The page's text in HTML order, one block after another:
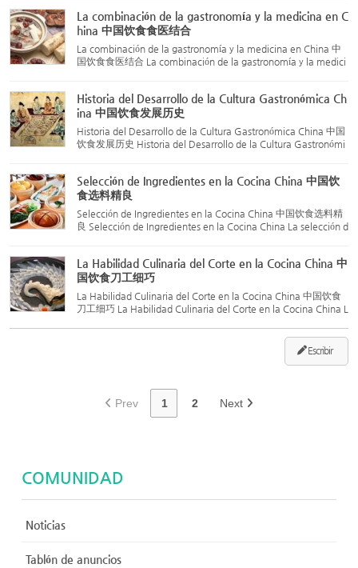
La combinación de la gastronomía y la medicina en C
hina 中国饮食食医结合
La combinación de la gastronomía y la medicina en China 中
国饮食食医结合 La combinación de la gastronomía y la medici
s, ...
Historia del Desarrollo de la Cultura Gastronómica Ch
ina 中国饮食发展历史
Historia del Desarrollo de la Cultura Gastronómica China 中国
饮食发展历史 Historia del Desarrollo de la Cultura Gastronómi
l...
Selección de Ingredientes en la Cocina China 中国饮
食选料精良
Selección de Ingredientes en la Cocina China 中国饮食选料精
良 Selección de Ingredientes en la Cocina China La selección d
a...
La Habilidad Culinaria del Corte en la Cocina China 中
国饮食刀工细巧
La Habilidad Culinaria del Corte en la Cocina China 中国饮食
刀工细巧 La Habilidad Culinaria del Corte en la Cocina China L
ara tratar los ingredientes, transformándolos en form...
Escribir
Prev 1 2 Next
COMUNIDAD
Noticias
Tablón de anuncios